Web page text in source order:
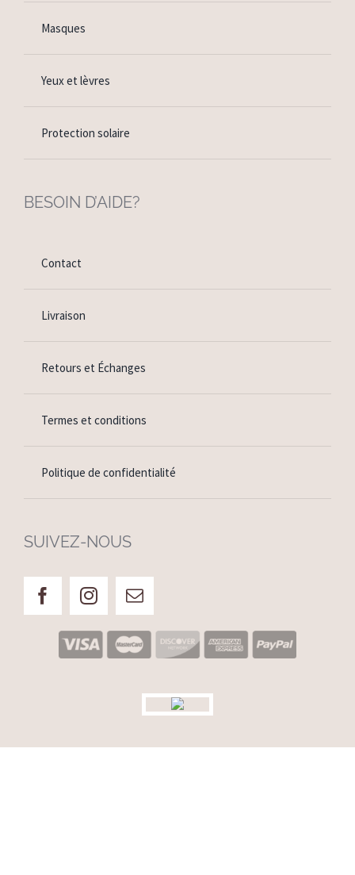
Masques
Yeux et lèvres
Protection solaire
BESOIN D’AIDE?
Contact
Livraison
Retours et Échanges
Termes et conditions
Politique de confidentialité
SUIVEZ-NOUS